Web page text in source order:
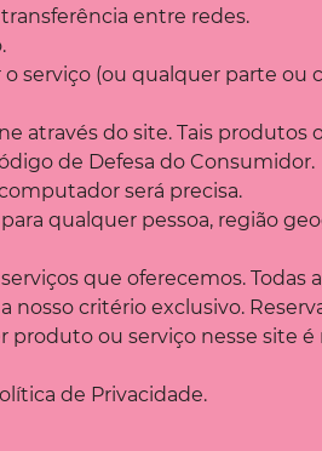
entre redes.
serviço (ou qualquer parte
através do site. Tais
de Defesa do Consumidor.
será precisa.
qualquer pessoa, região
que oferecemos. Todas
critério exclusivo.
ou serviço nesse site é
de Privacidade.